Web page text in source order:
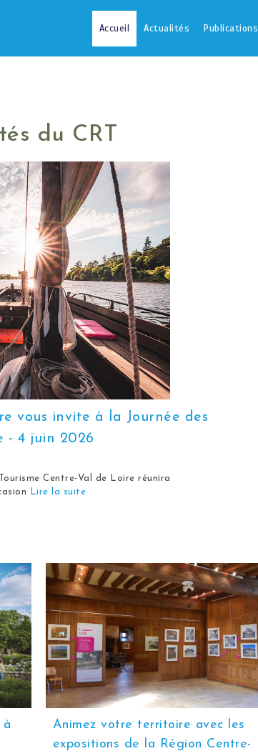
Accueil Actualités Publications
du CRT
vous invite à la Journée des
- 4 juin 2026
Centre-Val de Loire réunira
Lire la suite
Animez votre territoire avec les
expositions de la Région Centre-